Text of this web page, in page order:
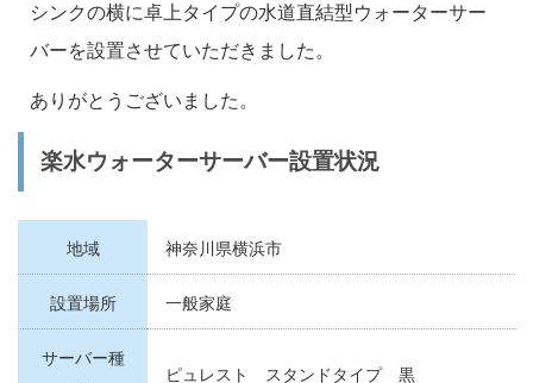
シンクの横に卓上タイプの水道直結型ウォーターサー
バーを設置させていただきました。
ありがとうございました。
楽水ウォーターサーバー設置状況
地域 神奈川県横浜市
設置場所 一般家庭
サーバー種
ピュレスト スタンドタイプ 黒